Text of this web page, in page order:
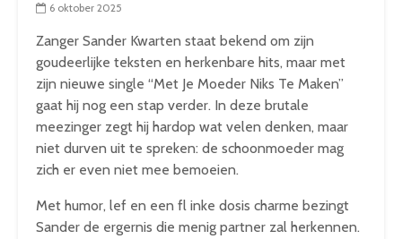
6 oktober 2025
Zanger Sander Kwarten staat bekend om zijn
goudeerlijke teksten en herkenbare hits, maar met
zijn nieuwe single “Met Je Moeder Niks Te Maken”
gaat hij nog een stap verder. In deze brutale
meezinger zegt hij hardop wat velen denken, maar
niet durven uit te spreken: de schoonmoeder mag
zich er even niet mee bemoeien.
Met humor, lef en een fl inke dosis charme bezingt
Sander de ergernis die menig partner zal herkennen.